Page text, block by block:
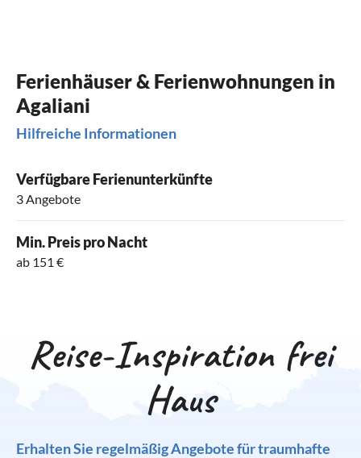
Ferienhäuser & Ferienwohnungen in
Agaliani
Hilfreiche Informationen
Verfügbare Ferienunterkünfte
3 Angebote
Min. Preis pro Nacht
ab 151 €
Reise-Inspiration frei
Haus
Erhalten Sie regelmäßig Angebote für traumhafte